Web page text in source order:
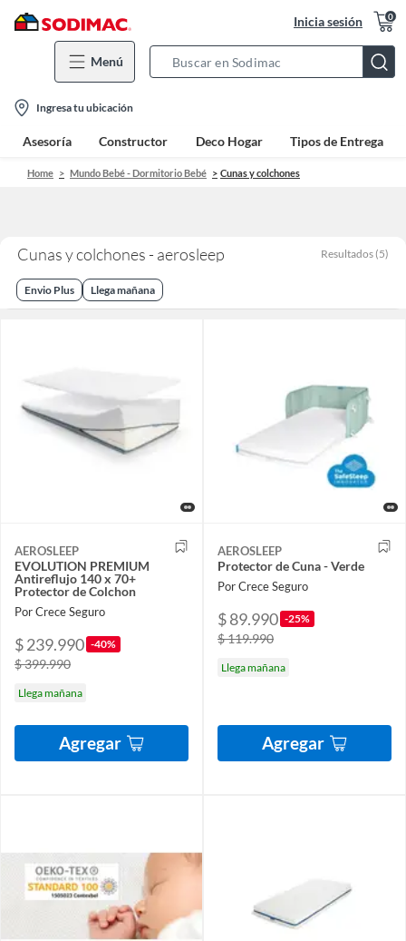
Inicia sesión 0
Menú
Bar
location-
icon
Ingresa tu ubicación
Asesoría Constructor Deco Hogar Tipos de Entrega
Home Mundo Bebé - Dormitorio Bebé Cunas y colchones
Cunas y colchones - aerosleep Resultados (5)
Envio Plus Llega mañana
AEROSLEEP
EVOLUTION PREMIUM
Antireflujo 140 x 70+
Protector de Colchon
Por Crece Seguro
$ 239.990 -40%
$ 399.990
Llega mañana
Agregar
AEROSLEEP
Protector de Cuna - Verde
Por Crece Seguro
$ 89.990 -25%
$ 119.990
Llega mañana
Agregar